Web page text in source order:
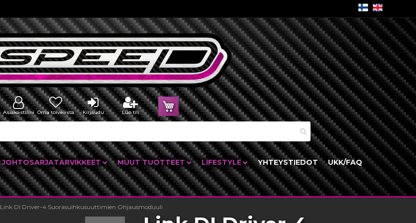
Ostoskori
Asiakastilini Oma toivelista Kirjaudu Luo tili
JOHTOSARJATARVIKKEET MUUT TUOTTEET LIFESTYLE YHTEYSTIEDOT UKK/FAQ
Link DI Driver-4 Suorasuihkusuuttimien Ohjausmoduuli